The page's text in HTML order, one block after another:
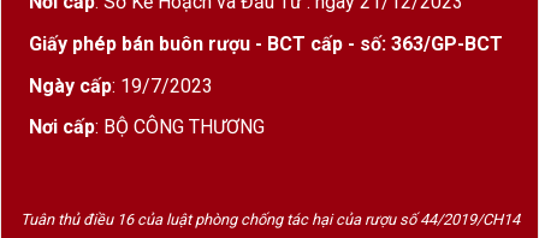
Giấy phép bán buôn rượu - BCT cấp - số: 363/GP-BCT
Ngày cấp: 19/7/2023
Nơi cấp: BỘ CÔNG THƯƠNG
Tuân thủ điều 16 của luật phòng chống tác hại của rượu số 44/2019/CH14